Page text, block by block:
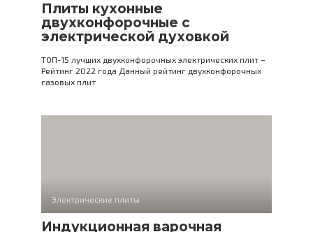
Плиты кухонные
двухконфорочные с
электрической духовкой
ТОП-15 лучших двухконфорочных электрических плит –
Рейтинг 2022 года Данный рейтинг двухконфорочных
газовых плит
Электрические плиты
Индукционная варочная